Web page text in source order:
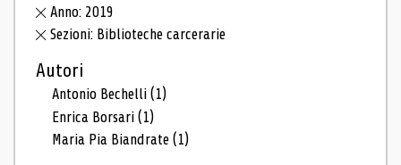
Anno: 2019
Sezioni: Biblioteche carcerarie
Autori
Antonio Bechelli(1)
Enrica Borsari(1)
Maria Pia Biandrate(1)